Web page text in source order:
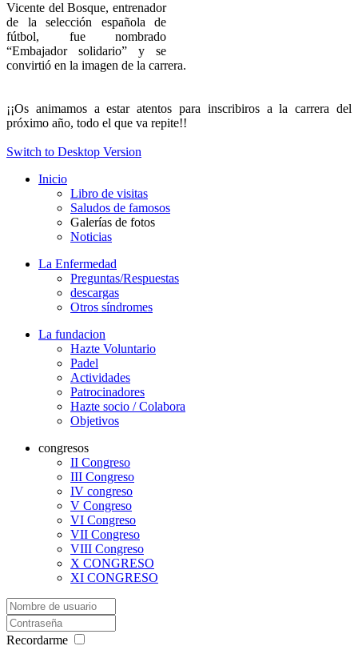
Vicente del Bosque, entrenador
de la selección española de
fútbol, fue nombrado
“Embajador solidario” y se
convirtió en la imagen de la carrera.
¡¡Os animamos a estar atentos para inscribiros a la carrera del
próximo año, todo el que va repite!!
Switch to Desktop Version
Inicio
Libro de visitas
Saludos de famosos
Galerías de fotos
Noticias
La Enfermedad
Preguntas/Respuestas
descargas
Otros síndromes
La fundacion
Hazte Voluntario
Padel
Actividades
Patrocinadores
Hazte socio / Colabora
Objetivos
congresos
II Congreso
III Congreso
IV congreso
V Congreso
VI Congreso
VII Congreso
VIII Congreso
X CONGRESO
XI CONGRESO
Recordarme